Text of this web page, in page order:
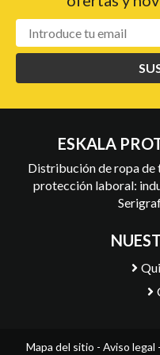
ESKALA
Distribución de ropa de
protección laboral:
Mapa del sitio - Aviso legal -